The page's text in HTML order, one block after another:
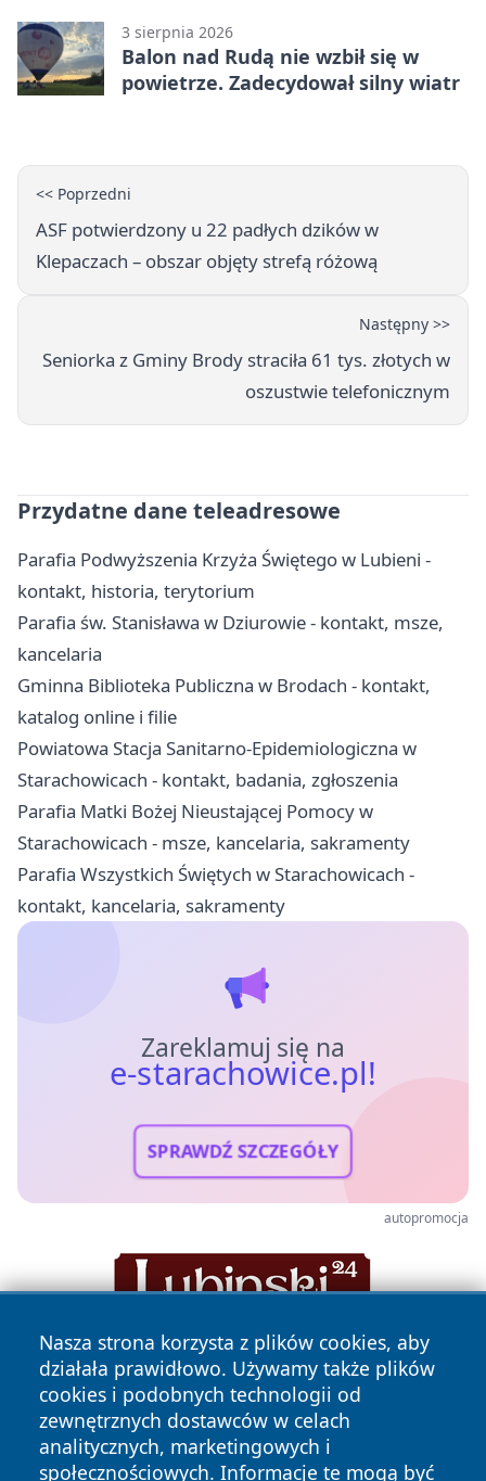
3 sierpnia 2026
Balon nad Rudą nie wzbił się w
powietrze. Zadecydował silny wiatr
<< Poprzedni
ASF potwierdzony u 22 padłych dzików w
Klepaczach – obszar objęty strefą różową
Następny >>
Seniorka z Gminy Brody straciła 61 tys. złotych w
oszustwie telefonicznym
Przydatne dane teleadresowe
Parafia Podwyższenia Krzyża Świętego w Lubieni -
kontakt, historia, terytorium
Parafia św. Stanisława w Dziurowie - kontakt, msze,
kancelaria
Gminna Biblioteka Publiczna w Brodach - kontakt,
katalog online i filie
Powiatowa Stacja Sanitarno-Epidemiologiczna w
Starachowicach - kontakt, badania, zgłoszenia
Parafia Matki Bożej Nieustającej Pomocy w
Starachowicach - msze, kancelaria, sakramenty
Parafia Wszystkich Świętych w Starachowicach -
kontakt, kancelaria, sakramenty
Zareklamuj się na
e-starachowice.pl!
SPRAWDŹ SZCZEGÓŁY
autopromocja
Nasza strona korzysta z plików cookies, aby
działała prawidłowo. Używamy także plików
cookies i podobnych technologii od
zewnętrznych dostawców w celach
analitycznych, marketingowych i
społecznościowych. Informacje te mogą być